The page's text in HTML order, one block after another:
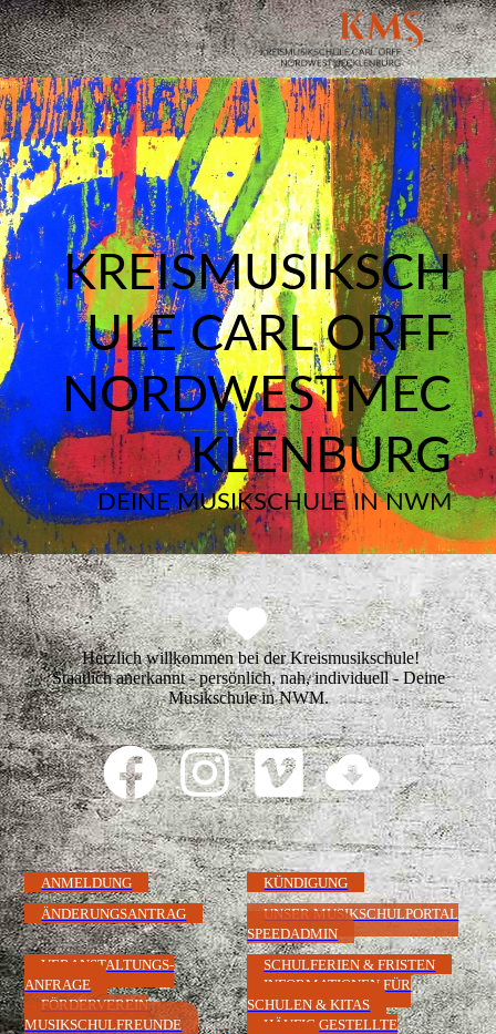
KREISMUSIKSCH
ULE CARL ORFF
NORDWESTMEC
KLENBURG
DEINE MUSIKSCHULE IN NWM
Herzlich willkommen bei der Kreismusikschule!
Staatlich anerkannt - persönlich, nah, individuell - Deine
Musikschule in NWM.
ANMELDUNG
KÜNDIGUNG
ÄNDERUNGSANTRAG
UNSER MUSIKSCHULPORTAL
SPEEDADMIN
VERANSTALTUNGS-
ANFRAGE
FÖRDERVEREIN
MUSIKSCHULFREUNDE
SCHULFERIEN & FRISTEN
INFORMATIONEN FÜR
SCHULEN & KITAS
HÄUFIG GESTELLTE